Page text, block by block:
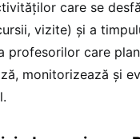
care se
vizite) și a
profesorilor care
monitorizează și